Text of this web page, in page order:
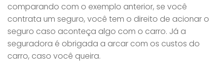
comparando com o exemplo anterior, se você
contrata um seguro, você tem o direito de acionar o
seguro caso aconteça algo com o carro. Já a
seguradora é obrigada a arcar com os custos do
carro, caso você queira.